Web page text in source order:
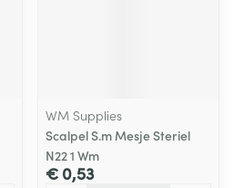
WM Supplies
Scalpel S.m Mesje Steriel
N22 1 Wm
€ 0,53